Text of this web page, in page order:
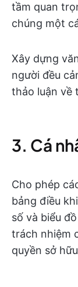
tầm quan
chúng một
Xây dựng
người đều
thảo luận về
3. Cá
Cho phép
bảng điều
số và biểu
trách nhiệm
quyền sở